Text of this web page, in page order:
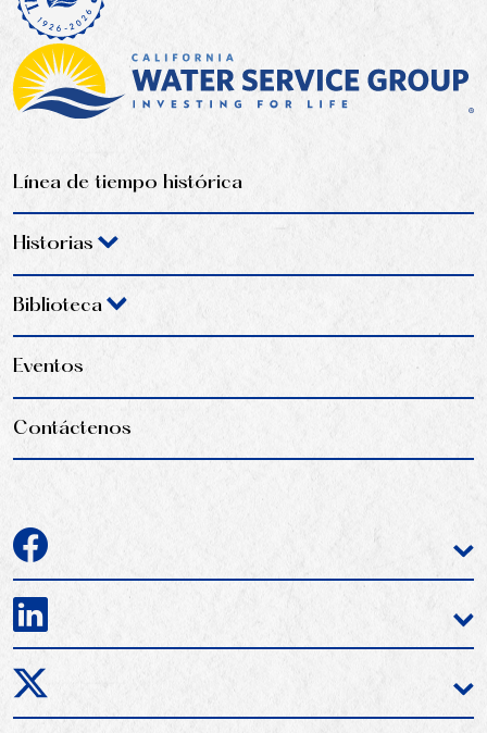
Línea de tiempo histórica
Historias
Biblioteca
Eventos
Contáctenos